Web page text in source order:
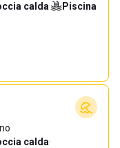
calda·
Piscina
calda·